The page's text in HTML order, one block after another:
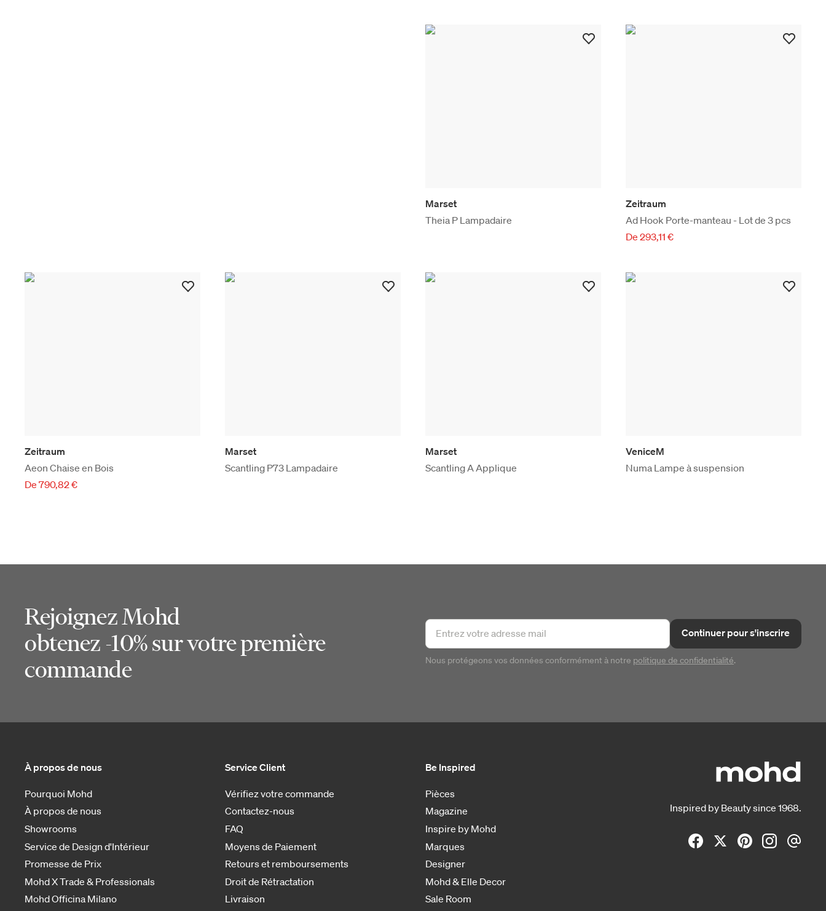
Marset
Theia P Lampadaire
Zeitraum
Ad Hook Porte-manteau - Lot de 3 pcs
De 293,11 €
Zeitraum
Aeon Chaise en Bois
De 790,82 €
Marset
Scantling P73 Lampadaire
Marset
Scantling A Applique
VeniceM
Numa Lampe à suspension
Rejoignez Mohd
obtenez -10% sur votre première
commande
Continuer pour s'inscrire
Nous protégeons vos données conformément à notre politique de confidentialité.
Inspired by Beauty since 1968.
À propos de nous
Pourquoi Mohd
À propos de nous
Showrooms
Service de Design d'Intérieur
Promesse de Prix
Mohd X Trade & Professionals
Mohd Officina Milano
Service Client
Vérifiez votre commande
Contactez-nous
FAQ
Moyens de Paiement
Retours et remboursements
Droit de Rétractation
Livraison
Be Inspired
Pièces
Magazine
Inspire by Mohd
Marques
Designer
Mohd & Elle Decor
Sale Room